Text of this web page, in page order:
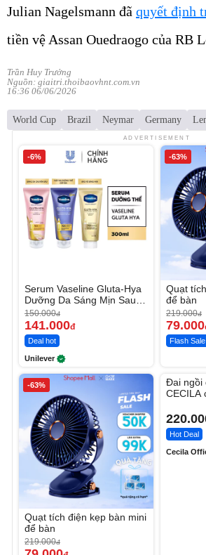
Julian Nagelsmann đã quyết định
tiền vệ Assan Ouedraogo của RB
Trần Huy Trưởng
Nguồn: giaitri.thoibaovhnt.com.vn
16:36 06/06/2026
World Cup Brazil Neymar Germany
ADVERTISEMENT
-6%
Serum Vaseline Gluta-Hya
Dưỡng Da Sáng Mịn Sau 7
Ngày
150.000đ
141.000đ
Deal hot
Unilever
-63%
Quạt
để bàn
219.000đ
79.000
Flash Sale
-63%
Quạt tích điện kẹp bàn mini
để bàn
219.000đ
Đai ngồi
CECILA
Hot Deal
Cecila